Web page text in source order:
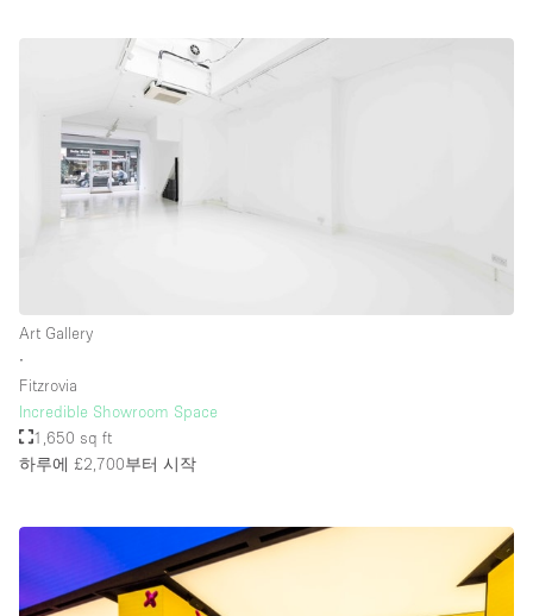
Window Display
층 / 접근성:
지하층
쇼핑몰
윗층
기타
Art Gallery
∙
Fitzrovia
Incredible Showroom Space
1,650 sq ft
하루에 £2,700부터 시작